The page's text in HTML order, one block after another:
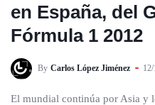
en España, del
Fórmula 1 2012
By Carlos López Jiménez
El mundial continúa por Asia y